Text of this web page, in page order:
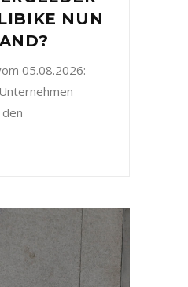
NUN
05.08.2026: